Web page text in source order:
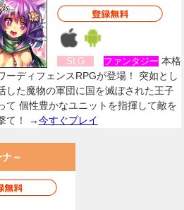
SLG ファンタジー 本格
ーディフェンスRPGが登場！ 突如とし
した魔物の軍団に国を滅ぼされた王子
て 個性豊かなユニットを指揮して敵を
て！ →今すぐプレイ
～